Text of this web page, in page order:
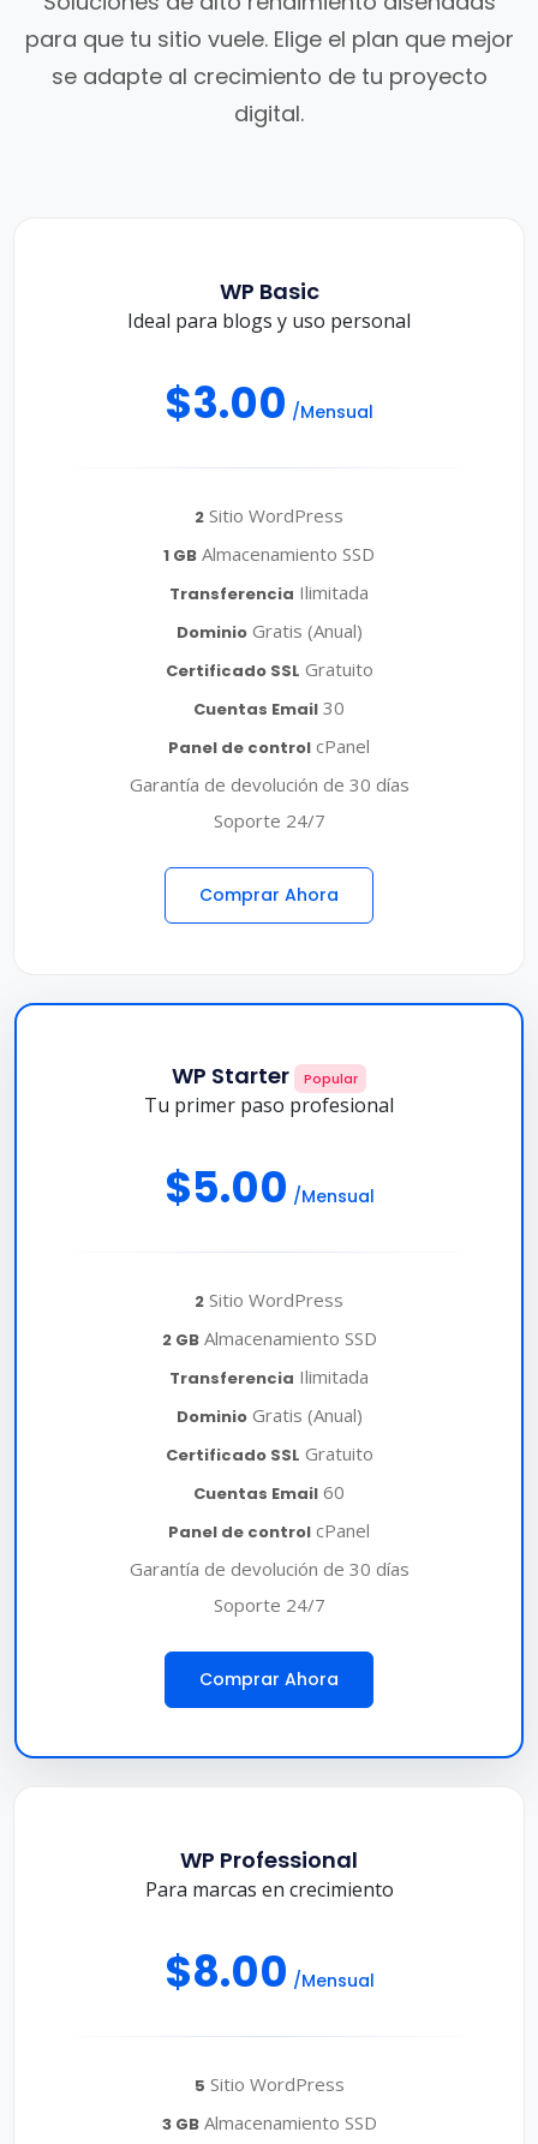
para que tu sitio vuele. Elige el plan que mejor
se adapte al crecimiento de tu proyecto
digital.
WP Basic
Ideal para blogs y uso personal
$3.00 /Mensual
2 Sitio WordPress
1 GB Almacenamiento SSD
Transferencia Ilimitada
DominioGratis (Anual)
Certificado SSL Gratuito
Cuentas Email 30
Panel de control cPanel
Garantía de devolución de 30 días
Soporte 24/7
Comprar Ahora
WP Starter Popular
Tu primer paso profesional
$5.00 /Mensual
2 Sitio WordPress
2 GBAlmacenamiento SSD
Transferencia Ilimitada
DominioGratis (Anual)
Certificado SSL Gratuito
Cuentas Email 60
Panel de control cPanel
Garantía de devolución de 30 días
Soporte 24/7
Comprar Ahora
WP Professional
Para marcas en crecimiento
$8.00 /Mensual
5 Sitio WordPress
3 GBAlmacenamiento SSD